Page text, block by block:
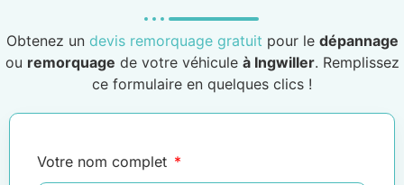
Obtenez un devis remorquage gratuit pour le dépannage
ou remorquage de votre véhicule à Ingwiller. Remplissez
ce formulaire en quelques clics !
Votre nom complet